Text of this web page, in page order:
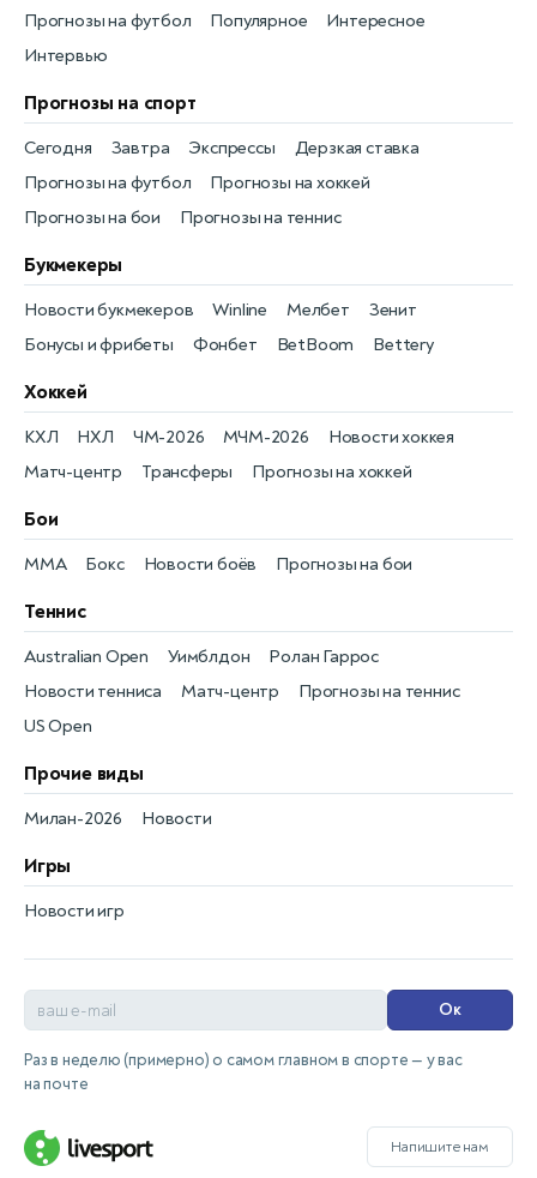
Прогнозы на футбол Популярное Интересное
Интервью
Прогнозы на спорт
Прогнозы на футбол
Сегодня
Прогнозы на хоккей
Завтра
Прогнозы на бои
Экспрессы
Прогнозы на теннис
Дерзкая ставка
Букмекеры
Бонусы и фрибеты
Новости букмекеров
Фонбет
Winline
BetBoom
Мелбет
Bettery
Зенит
Хоккей
Новости хоккея
КХЛ
Матч-центр
НХЛ
Трансферы
ЧМ-2026
Прогнозы на хоккей
МЧМ-2026
Бои
Новости боёв
MMA Прогнозы на бои
Бокс
Теннис
Новости тенниса
Australian Open
Матч-центр
Уимблдон
Прогнозы на теннис
Ролан Гаррос
US Open
Прочие виды
Новости
Милан-2026
Игры
Новости игр
Ок
Раз в неделю (примерно) о самом главном в спорте — у вас
на почте
Напишите нам